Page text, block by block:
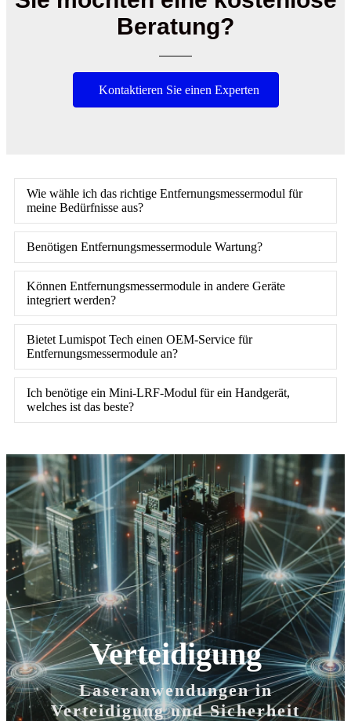
Beratung?
Kontaktieren Sie einen Experten
Wie wähle ich das richtige Entfernungsmessermodul für
meine Bedürfnisse aus?
Benötigen Entfernungsmessermodule Wartung?
Können Entfernungsmessermodule in andere Geräte
integriert werden?
Bietet Lumispot Tech einen OEM-Service für
Entfernungsmessermodule an?
Ich benötige ein Mini-LRF-Modul für ein Handgerät,
welches ist das beste?
Verteidigung
Laseranwendungen in
Verteidigung und Sicherheit